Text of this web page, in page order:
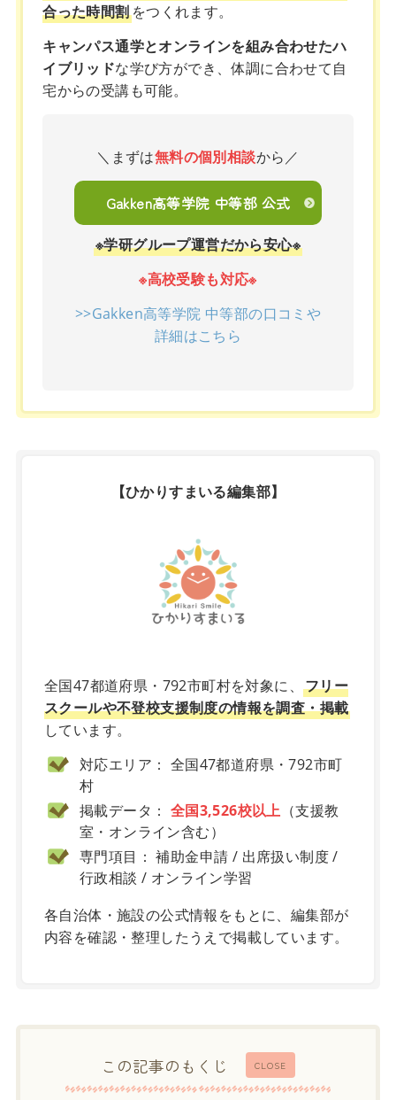
合った時間割をつくれます。
キャンパス通学とオンラインを組み合わせたハ
イブリッドな学び方ができ、体調に合わせて自
宅からの受講も可能。
＼まずは無料の個別相談から／
Gakken高等学院 中等部 公式
※学研グループ運営だから安心※
※高校受験も対応※
>>Gakken高等学院 中等部の口コミや
詳細はこちら
【ひかりすまいる編集部】
全国47都道府県・792市町村を対象に、 フリー
スクールや不登校支援制度の情報を調査・掲載
しています。
対応エリア： 全国47都道府県・792市町
村
掲載データ： 全国3,526校以上 （支援教
室・オンライン含む）
専門項目： 補助金申請 / 出席扱い制度 /
行政相談 / オンライン学習
各自治体・施設の公式情報をもとに、編集部が
内容を確認・整理したうえで掲載しています。
CLOSE
この記事のもくじ